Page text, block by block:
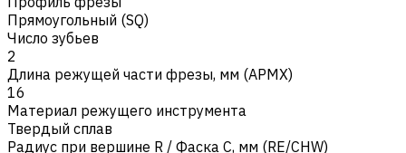
Прямоугольный (SQ)
Число зубьев
2
Длина режущей части фрезы, мм (APMX)
16
Материал режущего инструмента
Твердый сплав
Радиус при вершине R / Фаска C, мм (RE/CHW)